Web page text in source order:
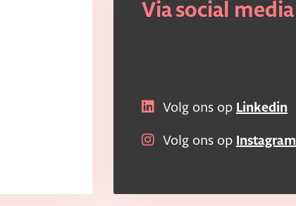
Via social media
Volg ons op Linkedin
Volg ons op Instagram